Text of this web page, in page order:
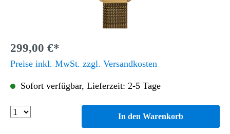
299,00 €*
Preise inkl. MwSt. zzgl. Versandkosten
Sofort verfügbar, Lieferzeit: 2-5 Tage
In den Warenkorb